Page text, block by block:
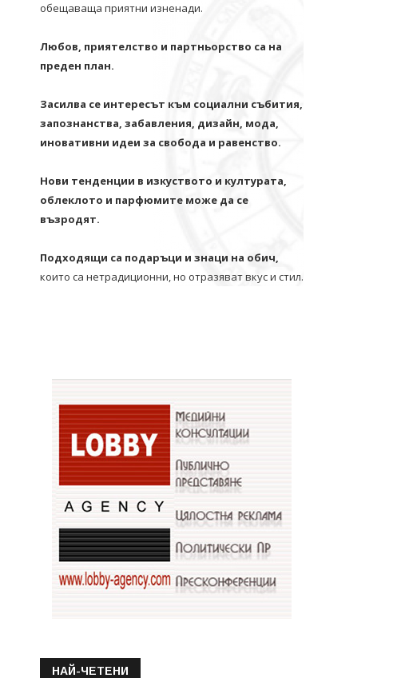
обещаваща приятни изненади.
Любов, приятелство и партньорство са на
преден план.
Засилва се интересът към социални събития,
запознанства, забавления, дизайн, мода,
иновативни идеи за свобода и равенство.
Нови тенденции в изкуството и културата,
облеклото и парфюмите може да се
възродят.
Подходящи са подаръци и знаци на обич,
които са нетрадиционни, но отразяват вкус и стил.
НАЙ-ЧЕТЕНИ